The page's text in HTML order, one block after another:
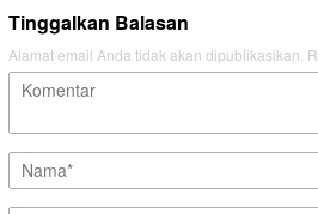
Tinggalkan Balasan
Alamat email Anda tidak akan dipublikasikan.